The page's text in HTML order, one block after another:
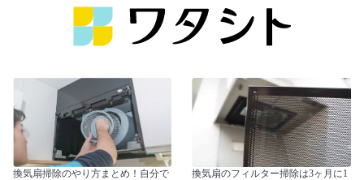
換気扇掃除のやり方まとめ！自分で
換気扇のフィルター掃除は3ヶ月に1